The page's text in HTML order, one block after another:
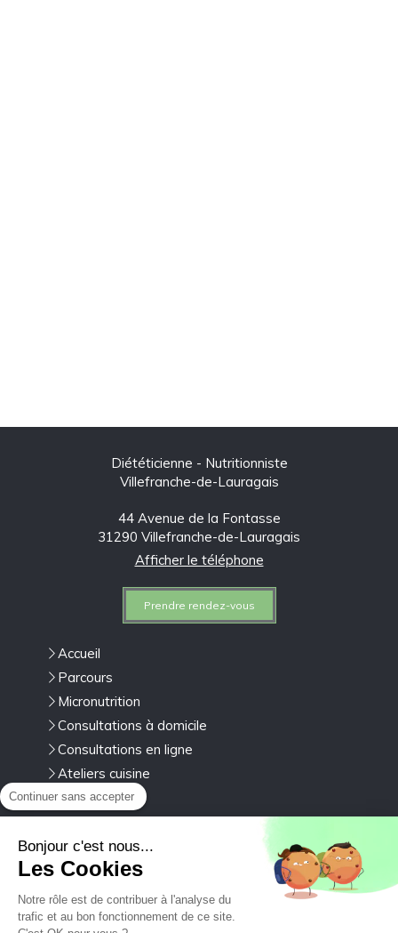
Diététicienne - Nutritionniste
Villefranche-de-Lauragais
44 Avenue de la Fontasse
31290 Villefranche-de-Lauragais
Afficher le téléphone
Prendre rendez-vous
Accueil
Parcours
Micronutrition
Consultations à domicile
Consultations en ligne
Ateliers cuisine
Boissons
Du Lundi 20h
Plan du site
Mentions légales
Continuer sans accepter
Bonjour c'est nous...
Les Cookies
Notre rôle est de contribuer à l'analyse du
trafic et au bon fonctionnement de ce site.